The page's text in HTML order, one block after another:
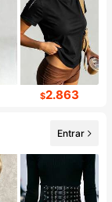
$2.863
Entrar